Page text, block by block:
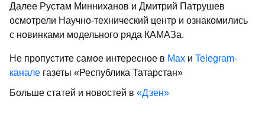
Далее Рустам Минниханов и Дмитрий Патрушев
осмотрели Научно-технический центр и ознакомились
с новинками модельного ряда КАМАЗа.
Не пропустите самое интересное в Max и Telegram-
канале газеты «Республика Татарстан»
Больше статей и новостей в «Дзен»